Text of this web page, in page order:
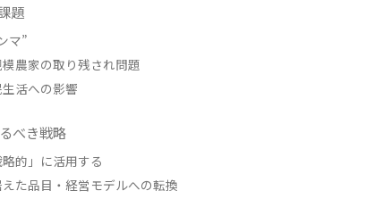
題
マ”
農家の取り残され問題
活への影響
べき戦略
的」に活用する
た品目・経営モデルへの転換